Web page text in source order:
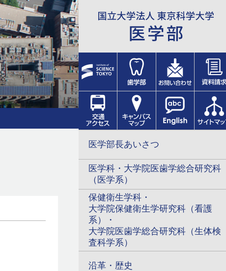
医学部長あいさつ
医学科・大学院医歯学総合研究科
（医学系）
保健衛生学科・
大学院保健衛生学研究科（看護
系）・
大学院医歯学総合研究科（生体検
査科学系）
沿革・歴史